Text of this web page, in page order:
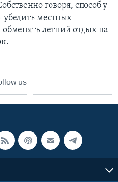
говоря, способ у
убедить местных
обменять летний отдых на
us